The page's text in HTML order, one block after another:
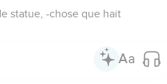
statue, -chose que hait